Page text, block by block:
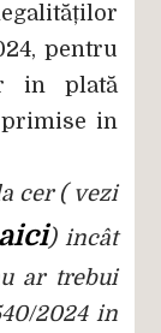
pentru
in plată
in
cer ( vezi
aici) incât
ar trebui
2024 in